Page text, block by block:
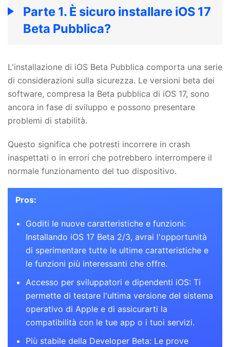
Parte 1. È sicuro installare iOS 17
Beta Pubblica?
L'installazione di iOS Beta Pubblica comporta una serie
di considerazioni sulla sicurezza. Le versioni beta dei
software, compresa la Beta pubblica di iOS 17, sono
ancora in fase di sviluppo e possono presentare
problemi di stabilità.
Questo significa che potresti incorrere in crash
inaspettati o in errori che potrebbero interrompere il
normale funzionamento del tuo dispositivo.
Pros:
Goditi le nuove caratteristiche e funzioni:
Installando iOS 17 Beta 2/3, avrai l'opportunità
di sperimentare tutte le ultime caratteristiche e
le funzioni più interessanti che offre.
Accesso per sviluppatori e dipendenti iOS: Ti
permette di testare l'ultima versione del sistema
operativo di Apple e di assicurarti la
compatibilità con le tue app o i tuoi servizi.
Più stabile della Developer Beta: Le prove